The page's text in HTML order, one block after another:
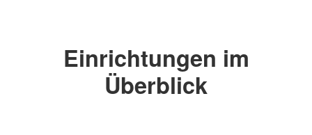
Einrichtungen im
Überblick